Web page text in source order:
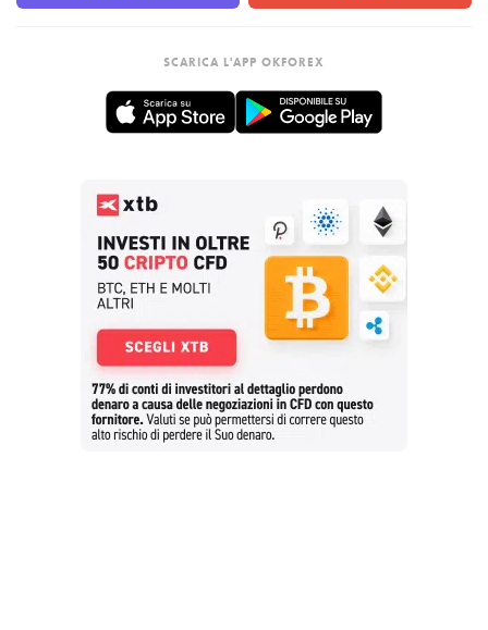
SCARICA L'APP OKFOREX